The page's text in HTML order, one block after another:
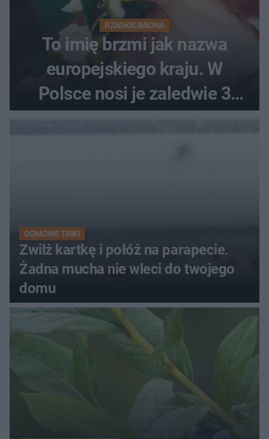
RZADKIE IMIONA
To imię brzmi jak nazwa
europejskiego kraju. W
Polsce nosi je zaledwie 3
DOMOWE TRIKI
Zwilż kartkę i połóż na parapecie.
Żadna mucha nie wleci do twojego
domu